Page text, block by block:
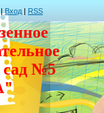
| Вход | RSS
№5